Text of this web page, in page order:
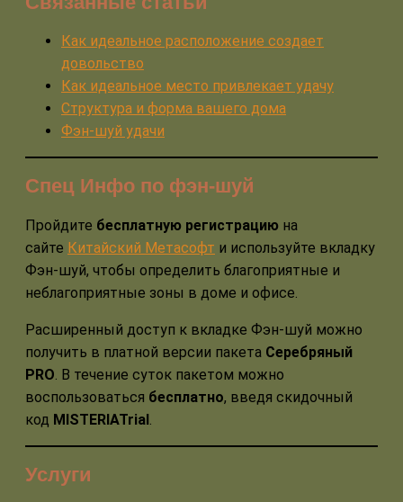
Как идеальное расположение создает
довольство
Как идеальное место привлекает удачу
Структура и форма вашего дома
Фэн-шуй удачи
Спец Инфо по фэн-шуй
Пройдите бесплатную регистрацию на
сайте Китайский Метасофт и используйте вкладку
Фэн-шуй, чтобы определить благоприятные и
неблагоприятные зоны в доме и офисе.
Расширенный доступ к вкладке Фэн-шуй можно
получить в платной версии пакета Серебряный
PRO . В течение суток пакетом можно
воспользоваться бесплатно, введя скидочный
код MISTERIATrial
Услуги